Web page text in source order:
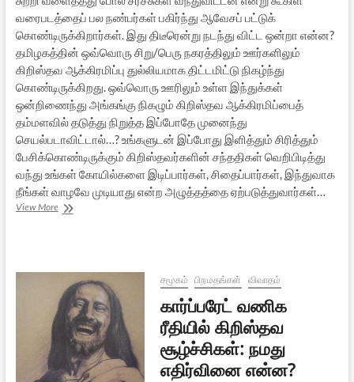
வரைபடத்தைப் பல நண்பர்கள் பகிர்ந்து ஆவேசப் பட்டுக்
கொண்டிருக்கிறார்கள். இது திடீரென்று நடந்து விட்ட ஒன்றா என்ன?
தமிழகத்தின் ஒவ்வொரு சிறு/பெரு நகரத்திலும் ஊர்களிலும்
கிறிஸ்தவ ஆக்கிரமிப்பு துல்லியமாக திட்டமிட்டு நிகழ்ந்து
கொண்டிருக்கிறது. ஒவ்வொரு ஊரிலும் உள்ள இந்துக்கள்
ஒன்றிணைந்து அங்கங்கு நிகழும் கிறிஸ்தவ ஆக்கிரமிப்பைத்
தம்மளவில் தடுத்து நிறுத்த இப்போதே முனைந்து
செயல்படாவிட்டால்…? உங்களுடன் இப்போது இளித்தும் சிரித்தும்
பேசிக்கொண்டிருக்கும் கிறிஸ்தவர்களின் சந்ததிகள் வெறிபிடித்து
வந்து உங்கள் கோயில்களை இடிப்பார்கள், சிதைப்பார்கள், இந்துவாக
நீங்கள் வாழவே முடியாது என்ற அழுத்தத்தை ஏற்படுத்துவார்கள்…
View Moreதமிழ்நாட்டில்
சமூகம் பிறமதங்கள் விவாதம்
கார்ப்பரேட் வணிக
ரீதியில் கிறிஸ்தவ
சூழ்ச்சிகள்: நமது
எதிர்வினை என்ன?